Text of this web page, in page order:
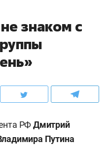
знаком с
РФДмитрий
Путина